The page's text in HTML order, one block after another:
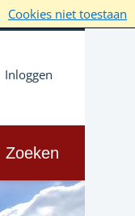
Cookies niet toestaan
Inloggen